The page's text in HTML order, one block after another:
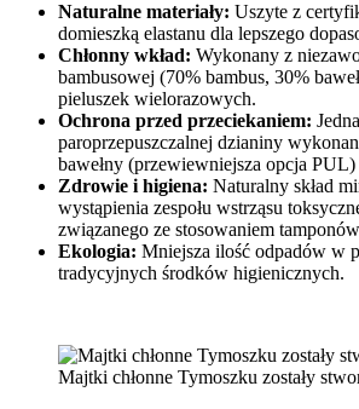
Naturalne materiały: Uszyte z
domieszką elastanu dla lepszego
Chłonny wkład: Wykonany z
bambusowej (70% bambus, 30%
pieluszek wielorazowych.
Ochrona przed przeciekaniem:
paroprzepuszczalnej dzianiny
bawełny (przewiewniejsza opcja PUL)
Zdrowie i higiena: Naturalny skład
wystąpienia zespołu wstrząsu
związanego ze stosowaniem
Ekologia: Mniejsza ilość odpadów w
tradycyjnych środków higienicznych.
Majtki chłonne Tymoszku zostały